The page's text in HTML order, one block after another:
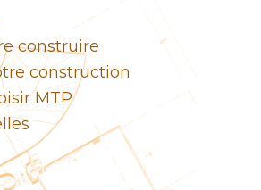
construire
construction
MTP